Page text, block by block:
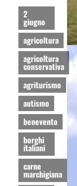
2
giugno
agricoltura
agricoltura
conservativa
agriturismo
autismo
benevento
borghi
italiani
carne
marchigiana